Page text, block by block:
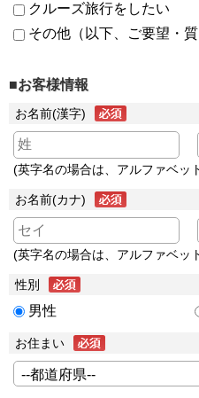
クルーズ旅行をしたい
その他（以下、ご要望・
■お客様情報
お名前(漢字)
(英字名の場合は、アルファベッ
お名前(カナ)
(英字名の場合は、アルファベッ
性別
男性
お住まい